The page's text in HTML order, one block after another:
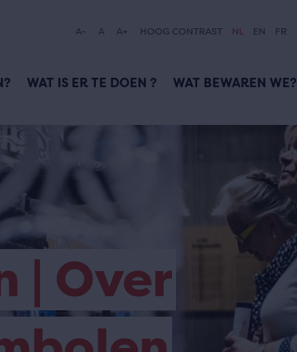
A- A A+ HOOG CONTRAST NL EN FR
WAT IS ER TE DOEN ? WAT BEWAREN WE?
| Over